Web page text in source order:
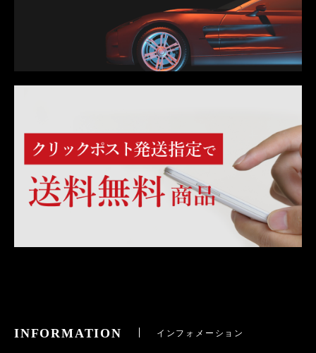
INFORMATION インフォメーション